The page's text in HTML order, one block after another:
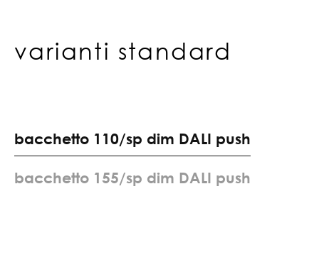
varianti standard
bacchetto 1 10/sp dim DALI push
bacchetto 155/sp dim DALI push